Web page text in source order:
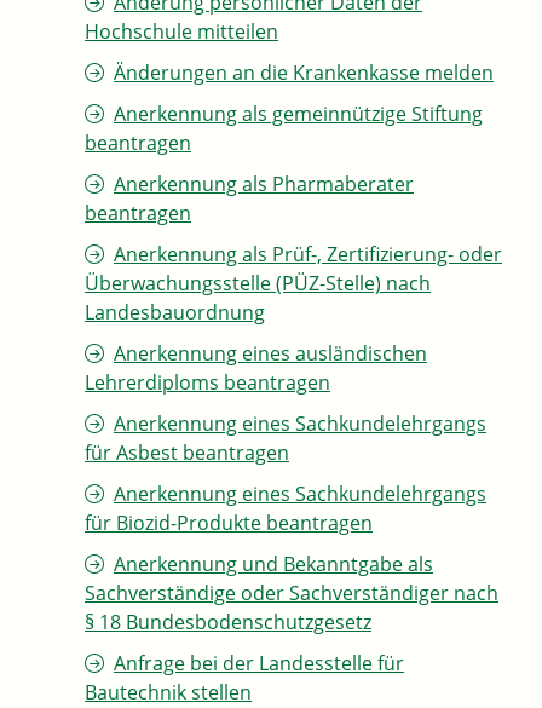
Hochschule mitteilen
Änderungen an die Krankenkasse melden
Anerkennung als gemeinnützige Stiftung
beantragen
Anerkennung als Pharmaberater
beantragen
Anerkennung als Prüf-, Zertifizierung- oder
Überwachungsstelle (PÜZ-Stelle) nach
Landesbauordnung
Anerkennung eines ausländischen
Lehrerdiploms beantragen
Anerkennung eines Sachkundelehrgangs
für Asbest beantragen
Anerkennung eines Sachkundelehrgangs
für Biozid-Produkte beantragen
Anerkennung und Bekanntgabe als
Sachverständige oder Sachverständiger nach
§ 18 Bundesbodenschutzgesetz
Anfrage bei der Landesstelle für
Bautechnik stellen